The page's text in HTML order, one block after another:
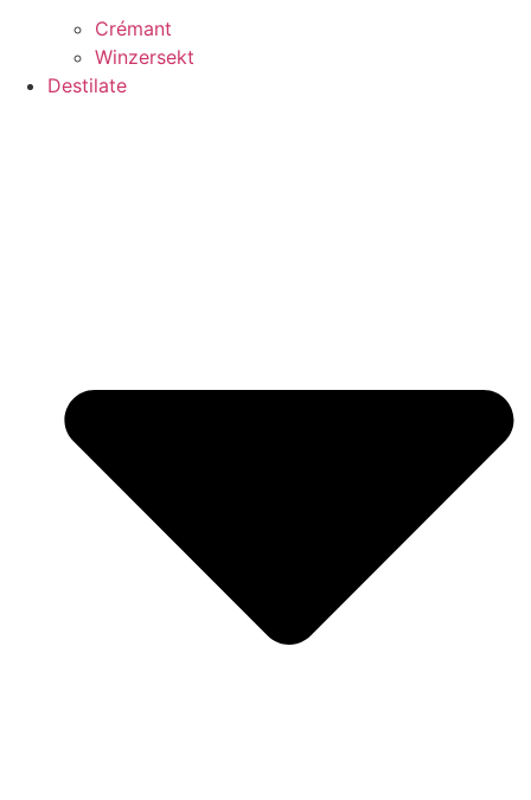
Crémant
Winzersekt
Destilate